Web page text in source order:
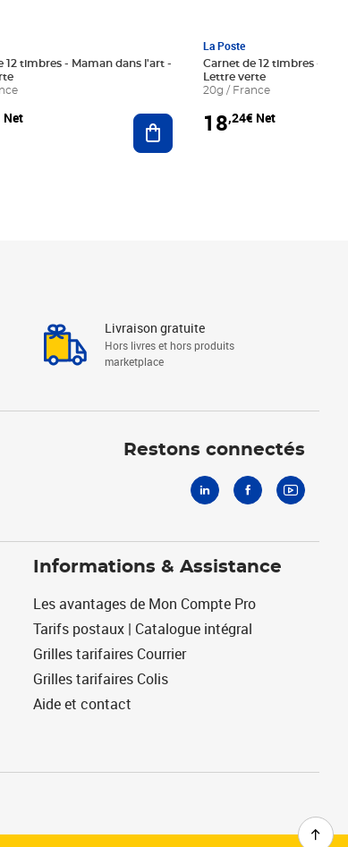
12 timbres - Maman dans l'art -
Net Ajouter au panier
La Poste
Carnet de 12 timbres - Le
Lettre verte
20g / France
18,24€ Net
Livraison gratuite
Hors livres et hors produits
marketplace
Restons connectés
Informations & Assistance
Les avantages de Mon Compte Pro
Tarifs postaux | Catalogue intégral
Grilles tarifaires Courrier
Grilles tarifaires Colis
Aide et contact